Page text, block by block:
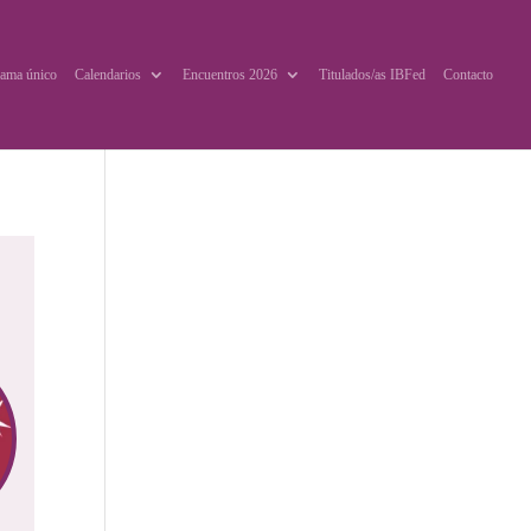
único Calendarios Encuentros 2026 Titulados/as IBFed Contacto